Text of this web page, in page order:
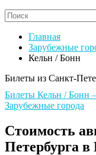
Главная
Зарубежные
Кельн / Бонн
Билеты из Санкт-
Билеты Кельн / Бонн
Зарубежные города
Стоимость
Петербурга в